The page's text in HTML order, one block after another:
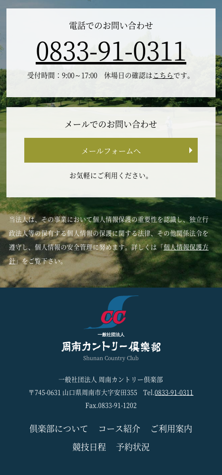
電話でのお問い合わせ
0833-91-0311
受付時間：9:00～17:00 休場日の確認は こちらです。
メールでのお問い合わせ
メールフォームへ
お気軽にご利用ください。
当法人は、その事業において個人情報保護の重要性を認識し、独立行
政法人等の保有する個人情報の保護に関する法律、その他関係法令を
遵守し、個人情報の安全管理に努めます。詳しくは「個人情報保護方
針」をご覧下さい。
一般社団法人
Shunan Country Club
一般社団法人 周南カントリー倶楽部
〒745-0631 山口県周南市大字安田355
Tel.0833-91-0311
Fax.0833-91-1202
倶楽部について コース紹介
ご利用案内
競技日程
予約状況